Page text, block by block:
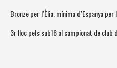
Bronze per l’Èlia, mínima d’Espanya per
3r lloc pels sub16 al campionat de club